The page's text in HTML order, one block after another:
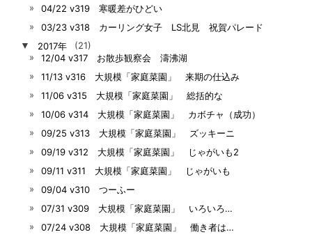
04/22 v319 寒暖差がひどい
03/23 v318 カーリング女子 LS北見 祝賀パレード
▼
2017年
(21)
12/04 v317 お散歩観察会 濤沸湖
11/13 v316 大規模「家庭菜園」 来期の仕込み
11/06 v315 大規模「家庭菜園」 総括的な
10/06 v314 大規模「家庭菜園」 カボチャ（成功）
09/25 v313 大規模「家庭菜園」 ズッキーニ
09/19 v312 大規模「家庭菜園」 じゃがいも2
09/11 v311 大規模「家庭菜園」 じゃがいも
09/04 v310 つーふー
07/31 v309 大規模「家庭菜園」 いろいろ…
07/24 v308 大規模「家庭菜園」 働き者は…